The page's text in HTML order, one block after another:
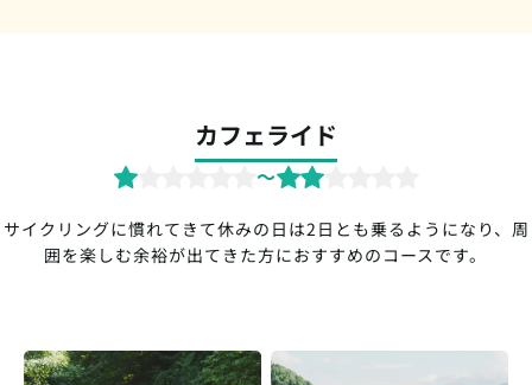
カフェライド
〜
サイクリングに慣れてきて休みの日は2日とも乗るようになり、周
囲を楽しむ余裕が出てきた方におすすめのコースです。